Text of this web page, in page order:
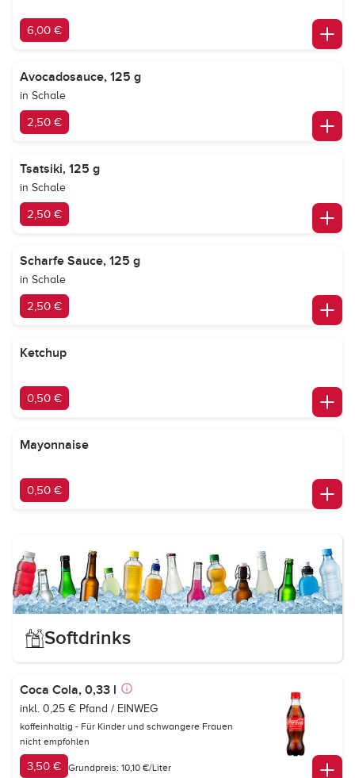
6,00 €
Avocadosauce, 125 g
in Schale
2,50 €
Tsatsiki, 125 g
in Schale
2,50 €
Scharfe Sauce, 125 g
in Schale
2,50 €
Ketchup
0,50 €
Mayonnaise
0,50 €
Softdrinks
Coca Cola, 0,33 l
inkl. 0,25 € Pfand / EINWEG
koffeinhaltig - Für Kinder und schwangere Frauen
nicht empfohlen
3,50 € Grundpreis: 10,10 €/Liter